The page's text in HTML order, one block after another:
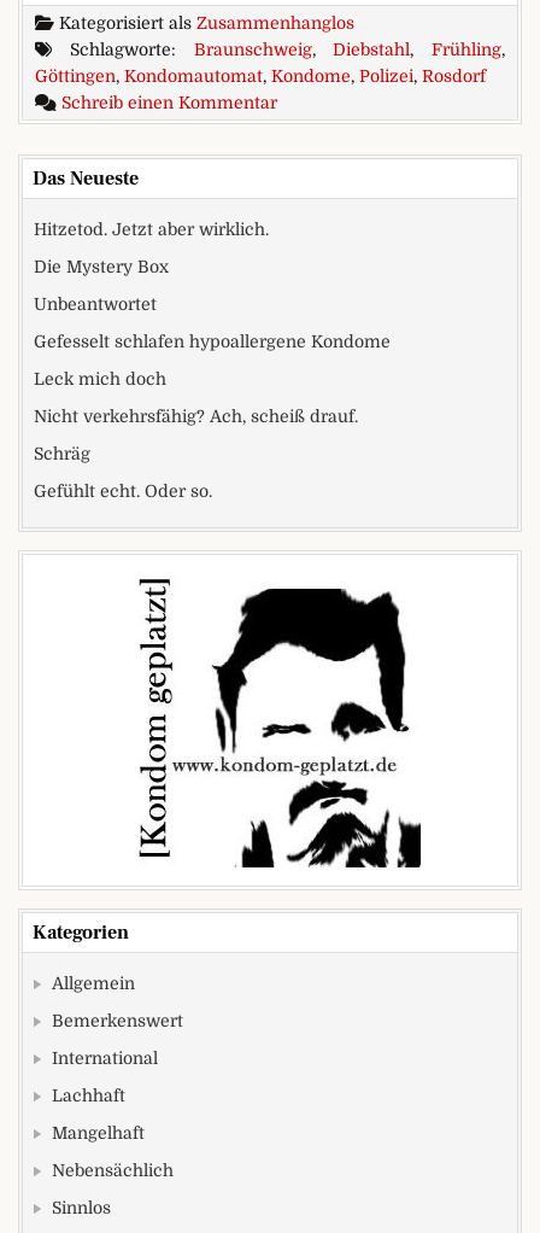
Kategorisiert als Zusammenhanglos
Schlagworte: Braunschweig,Diebstahl, Frühling,
Göttingen, Kondomautomat, Kondome, Polizei, Rosdorf
Schreib einen Kommentarzu Niedersachsen Nr. 1 beim
Das Neueste
Hitzetod. Jetzt aber wirklich.
Die Mystery Box
Unbeantwortet
Gefesselt schlafen hypoallergene Kondome
Leck mich doch
Nicht verkehrsfähig? Ach, scheiß drauf.
Schräg
Gefühlt echt. Oder so.
Kategorien
Allgemein
Bemerkenswert
International
Lachhaft
Mangelhaft
Nebensächlich
Sinnlos